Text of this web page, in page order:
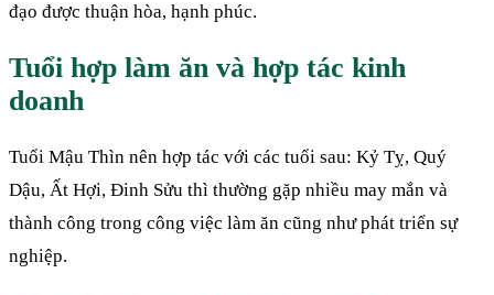
đạo được thuận hòa, hạnh phúc.
Tuổi hợp làm ăn và hợp tác kinh
doanh
Tuổi Mậu Thìn nên hợp tác với các tuổi sau: Kỷ Tỵ, Quý
Dậu, Ất Hợi, Đinh Sửu thì thường gặp nhiều may mắn và
thành công trong công việc làm ăn cũng như phát triển sự
nghiệp.